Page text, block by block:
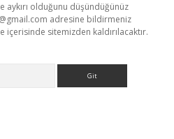
aykırı olduğunu düşündüğünüz
adresine bildirmeniz
sitemizden kaldırılacaktır.